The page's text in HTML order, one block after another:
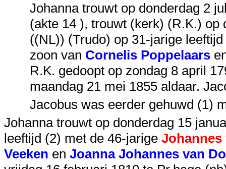
Johanna trouwt op donderdag 2
(akte 14 ), trouwt (kerk) (R.K.) op
((NL)) (Trudo) op 31-jarige
zoon van Cornelis Poppelaars
R.K. gedoopt op zondag 8 april
maandag 21 mei 1855 aldaar.
Jacobus was eerder gehuwd (1)
Johanna trouwt op donderdag 15
leeftijd (2) met de 46-jarige Johannes
Veeken en Joanna Johannes van